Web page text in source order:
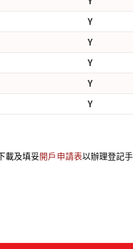
Y
Y
Y
Y
Y
載及填妥開戶申請表以辦理登記